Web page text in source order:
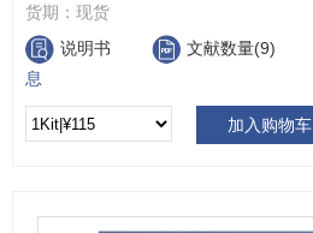
货期： 现货
说明书
文献数量(9)
息
加入购物车